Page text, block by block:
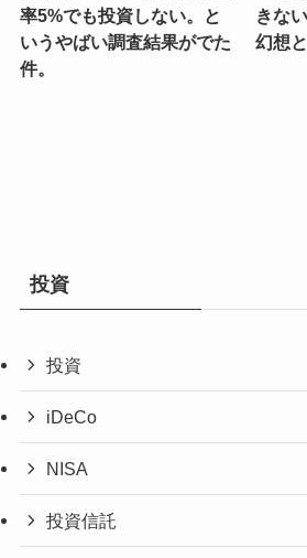
率5%でも投資しない。と
いうやばい調査結果がでた
件。
きな
幻想
投資
投資
iDeCo
NISA
投資信託